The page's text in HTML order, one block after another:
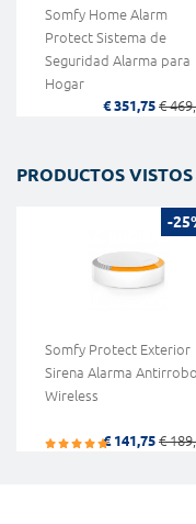
Somfy Home Alarm
Protect Sistema de
Seguridad Alarma para
Hogar
€ 351,75 €
PRODUCTOS
-
Somfy Protect Exterior
Sirena Alarma Antirrobo
Wireless
€ 141,75 €